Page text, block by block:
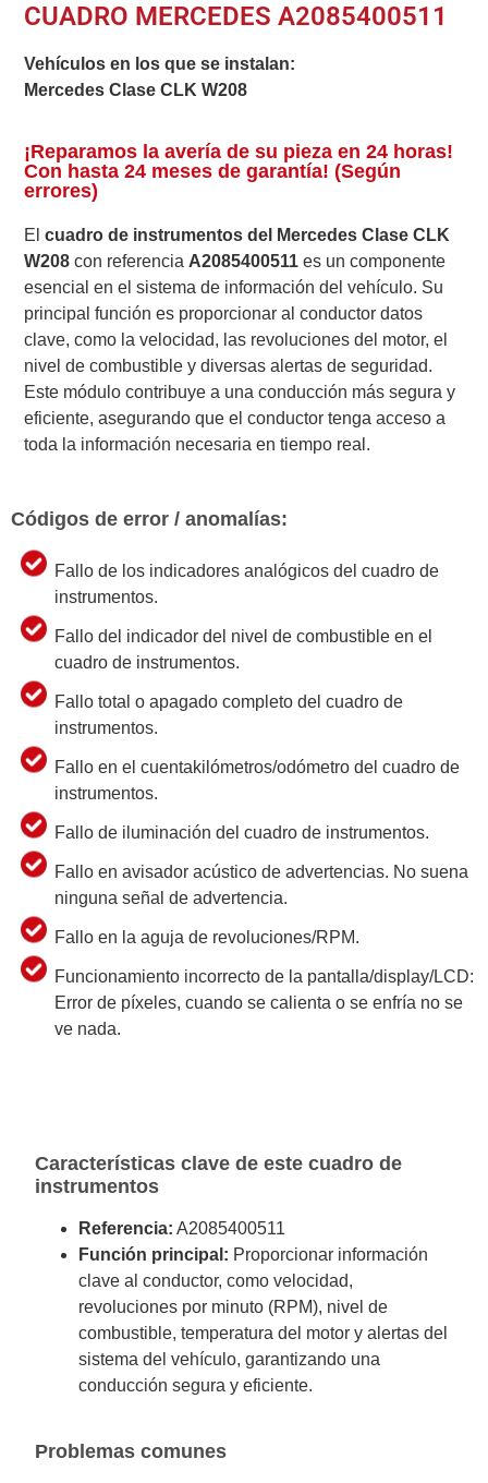
CUADRO MERCEDES A2085400511
Vehículos en los que se instalan:
Mercedes Clase CLK W208
¡Reparamos la avería de su pieza en 24 horas!
Con hasta 24 meses de garantía! (Según
errores)
Elcuadro de instrumentos del Mercedes Clase CLK
W208con referencia A2085400511 es un componente
esencial en el sistema de información del vehículo. Su
principal función es proporcionar al conductor datos
clave, como la velocidad, las revoluciones del motor, el
nivel de combustible y diversas alertas de seguridad.
Este módulo contribuye a una conducción más segura y
eficiente, asegurando que el conductor tenga acceso a
toda la información necesaria en tiempo real.
Códigos de error / anomalías:
Fallo de los indicadores analógicos del cuadro de
instrumentos.
Fallo del indicador del nivel de combustible en el
cuadro de instrumentos.
Fallo total o apagado completo del cuadro de
instrumentos.
Fallo en el cuentakilómetros/odómetro del cuadro de
instrumentos.
Fallo de iluminación del cuadro de instrumentos.
Fallo en avisador acústico de advertencias. No suena
ninguna señal de advertencia.
Fallo en la aguja de revoluciones/RPM.
Funcionamiento incorrecto de la pantalla/display/LCD:
Error de píxeles, cuando se calienta o se enfría no se
ve nada.
Características clave de este cuadro de
instrumentos
Referencia: A2085400511
Función principal: Proporcionar información
clave al conductor, como velocidad,
revoluciones por minuto (RPM), nivel de
combustible, temperatura del motor y alertas del
sistema del vehículo, garantizando una
conducción segura y eficiente.
Problemas comunes